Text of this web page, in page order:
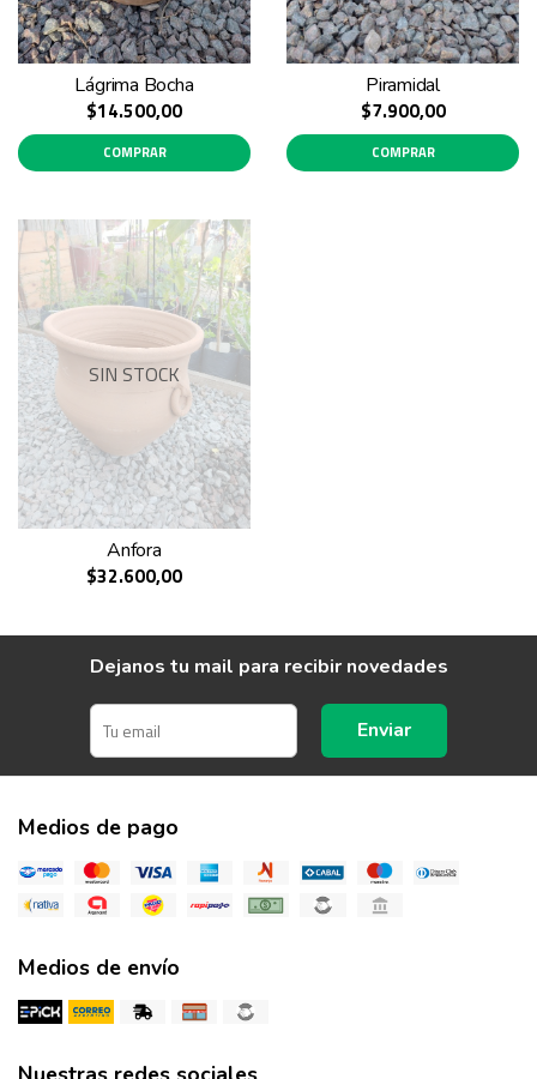
Lágrima Bocha
$14.500,00
COMPRAR
Piramidal
$7.900,00
COMPRAR
SIN STOCK
Anfora
$32.600,00
Dejanos tu mail para recibir novedades
Enviar
Medios de pago
Medios de envío